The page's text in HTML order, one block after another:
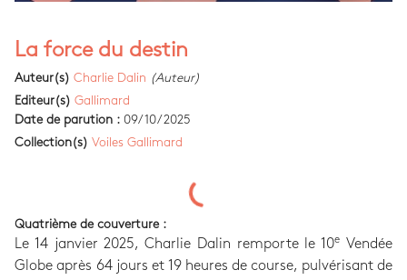
La force du destin
Auteur(s) Charlie Dalin (Auteur)
Editeur(s) Gallimard
Date de parution : 09/10/2025
Collection(s) Voiles Gallimard
Quatrième de couverture :
Le 14 janvier 2025, Charlie Dalin remporte le 10e
Vendée
Globe après 64 jours et 19 heures de course, pulvérisant de